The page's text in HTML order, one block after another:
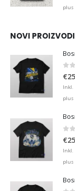
plus
NOVI PROIZVODI
0
€
Inkl.
plus
€
Inkl.
plus